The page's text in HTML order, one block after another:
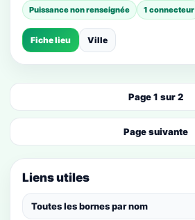
Puissance non renseignée 1 connecteur
Fiche lieu Ville
Page 1 sur 2
Page suivante
Liens utiles
Toutes les bornes par nom